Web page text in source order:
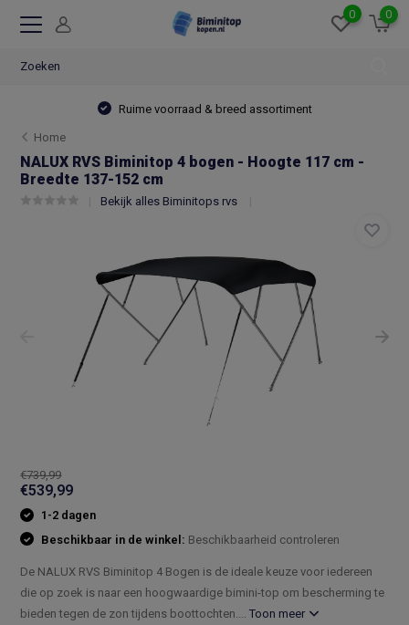
0 0
Ruime voorraad & breed assortiment
Home
NALUX RVS Biminitop 4 bogen - Hoogte 117 cm -
Breedte 137-152 cm
Bekijk alles Biminitops rvs
€739,99
€539,99
1-2 dagen
Beschikbaar in de winkel: Beschikbaarheid controleren
De NALUX RVS Biminitop 4 Bogen is de ideale keuze voor iedereen
die op zoek is naar een hoogwaardige bimini-top om bescherming te
bieden tegen de zon tijdens boottochten....Toon meer